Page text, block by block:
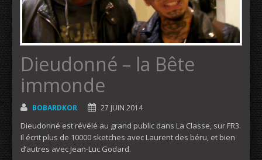
Dieudonné – la Bête
immonde
BOBARDKOR 27 JUIN 2014
Dieudonné est révélé au grand public dans La Classe, sur FR3.
Il écrit plus de 10000 sketches avec Laurent des béru, et bien
d’autres avec Jean-Luc Godard.